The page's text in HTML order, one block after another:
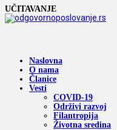
UČITAVANJE
Naslovna
O nama
Članice
Vesti
COVID-19
Održivi razvoj
Filantropija
Životna sredina